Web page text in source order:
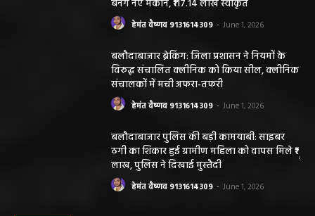
बनेंगे नए मकान, ₹117.14 लाख स्वीकृत
हेमंत वैष्णव 9131614309 - June 1, 2026
बलौदाबाजार ब्रेकिंग: जिला प्रशासन ने नियमों के
विरुद्ध संचालित क्लीनिक को किया सील, क्लीनिक
संचालकों में मची अफरा-तफरी
हेमंत वैष्णव 9131614309 - June 1, 2026
बलौदाबाजार पुलिस की बड़ी कामयाबी: साइबर
ठगी का शिकार हुई ग्रामीण महिला को वापस मिले ₹1
लाख, पुलिस ने दिखाई मुस्तैदी
हेमंत वैष्णव 9131614309 - June 1, 2026